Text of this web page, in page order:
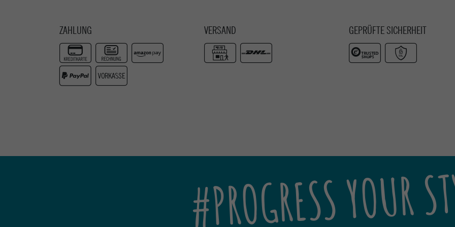
ZAHLUNG VERSAND GEPRÜFTE SICHERHEIT
#PROGRESS YOUR